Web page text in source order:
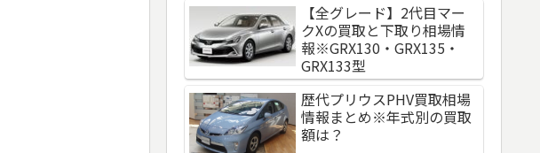
【全グレード】2代目マー
クXの買取と下取り相場情
報※GRX130・GRX135・
GRX133型
歴代プリウスPHV買取相場
情報まとめ※年式別の買取
額は？